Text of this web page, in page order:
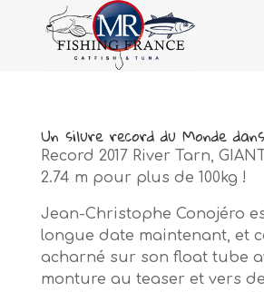
Un silure record du Monde
Record 2017 River Tarn,
2.74 m pour plus de 100kg !
Jean-Christophe Conojéro
longue date maintenant, et
acharné sur son float tube
monture au teaser et vers